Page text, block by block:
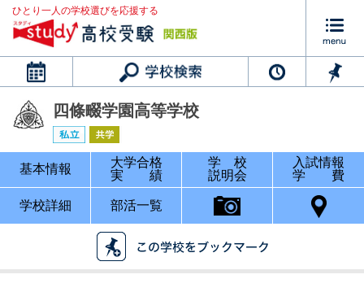
ひとり一人の学校選びを応援する
カレンダー
四條畷学園高等学校
基本情報
大学合格
実 績
学 校
説明会
入試情報
学 費
学校詳細 部活一覧